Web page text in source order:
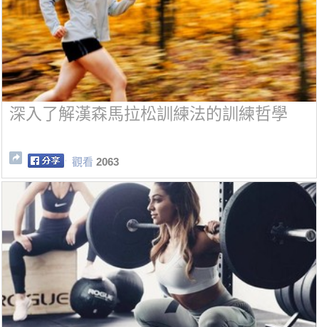
深入了解漢森馬拉松訓練法的訓練哲學
觀看 2063